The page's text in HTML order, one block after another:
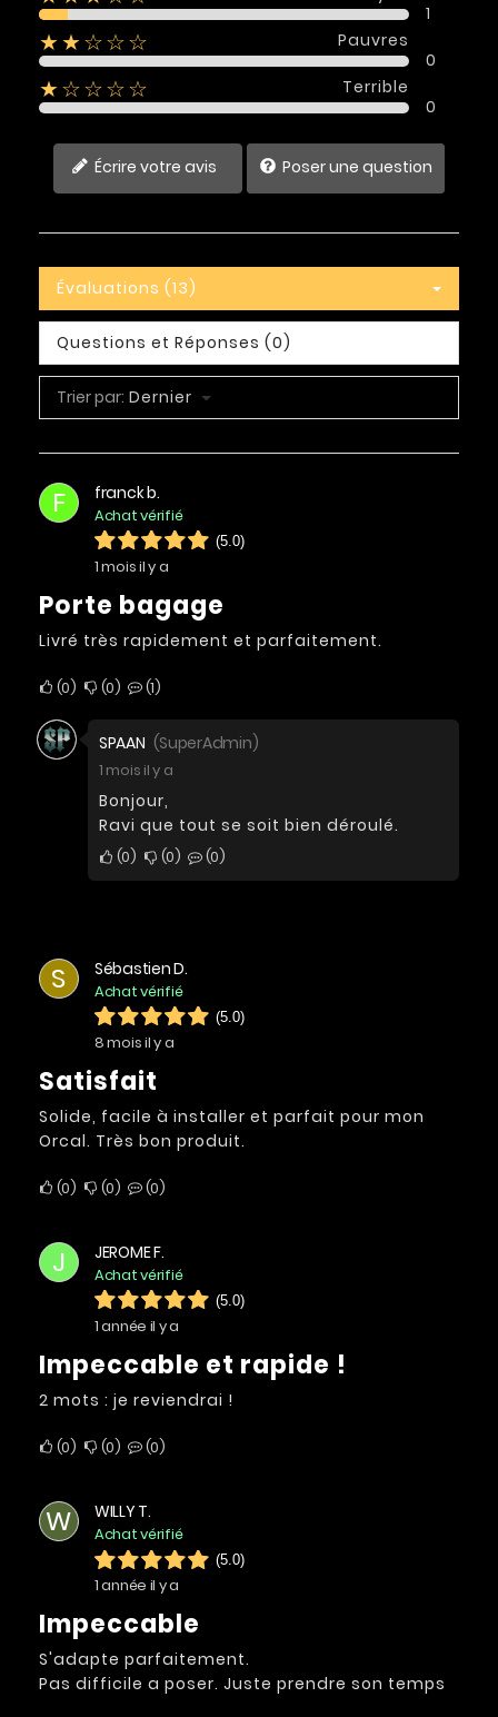
1
★★☆☆☆
Pauvres
0
★☆☆☆☆
Terrible
0
Écrire votre avis Poser une question
Évaluations (13)
Questions et Réponses (0)
Trier par: Dernier
F franck b.
Achat vérifié
(5.0)
1 mois il y a
Porte bagage
Livré très rapidement et parfaitement.
0 0 1
SPAAN (SuperAdmin)
1 mois il y a
Bonjour,
Ravi que tout se soit bien déroulé.
0 0 0
S Sébastien D.
Achat vérifié
(5.0)
8 mois il y a
Satisfait
Solide, facile à installer et parfait pour mon
Orcal. Très bon produit.
0 0 0
J JEROME F.
Achat vérifié
(5.0)
1 année il y a
Impeccable et rapide !
2 mots : je reviendrai !
0 0 0
W WILLY T.
Achat vérifié
(5.0)
1 année il y a
Impeccable
S'adapte parfaitement.
Pas difficile a poser. Juste prendre son temps